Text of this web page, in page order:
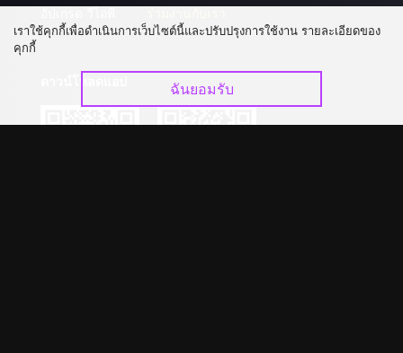
เราใช้คุกกี้เพื่อดำเนินการเว็บไซต์นี้และปรับปรุงการใช้งาน รายละเอียดของ
คุกกี้
ฉันยอมรับ